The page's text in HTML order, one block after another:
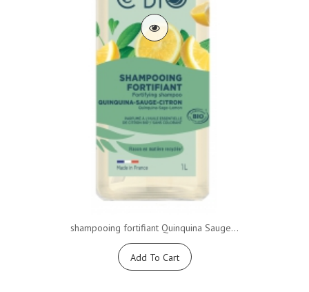
shampooing fortifiant Quinquina Sauge...
Add To Cart